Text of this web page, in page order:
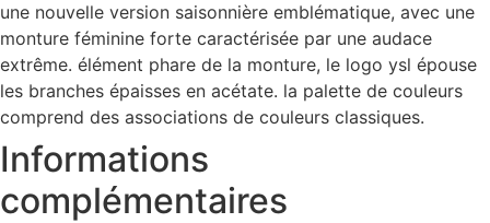
une nouvelle version saisonnière emblématique, avec une
monture féminine forte caractérisée par une audace
extrême. élément phare de la monture, le logo ysl épouse
les branches épaisses en acétate. la palette de couleurs
comprend des associations de couleurs classiques.
Informations
complémentaires